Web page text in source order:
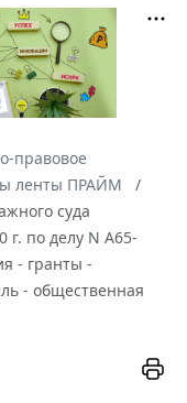
правовое
ленты ПРАЙМ
суда
г. по делу N А65-
- гранты -
- общественная